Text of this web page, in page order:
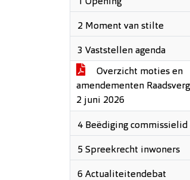
2 Moment van stilte
3 Vaststellen agenda
Overzicht moties en
amendementen
2 juni 2026
4 Beëdiging commissielid
5 Spreekrecht inwoners
6 Actualiteitendebat